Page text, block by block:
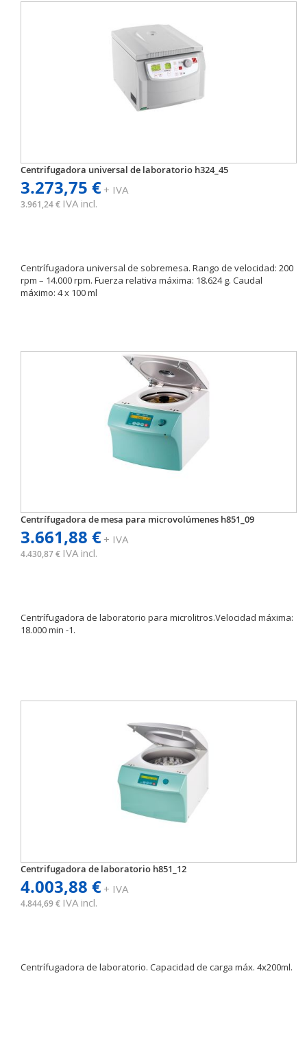
Centrifugadora universal de laboratorio h324_45
3.273,75 €+ IVA
3.961,24 € IVA incl.
Centrífugadora universal de sobremesa. Rango de velocidad: 200
rpm – 14.000 rpm. Fuerza relativa máxima: 18.624 g. Caudal
máximo: 4 x 100 ml
Centrífugadora de mesa para microvolúmenes h851_09
3.661,88 €+ IVA
4.430,87 € IVA incl.
Centrífugadora de laboratorio para microlitros.Velocidad máxima:
18.000 min -1.
Centrifugadora de laboratorio h851_12
4.003,88 €+ IVA
4.844,69 € IVA incl.
Centrífugadora de laboratorio. Capacidad de carga máx. 4x200ml.